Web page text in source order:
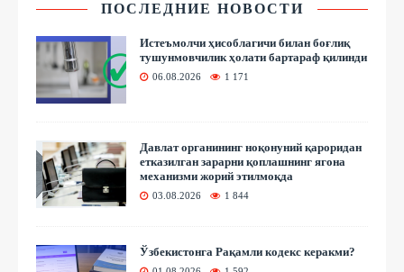
ПОСЛЕДНИЕ НОВОСТИ
Истеъмолчи ҳисоблагичи билан боғлиқ
тушунмовчилик ҳолати бартараф қилинди
06.08.2026 1 171
Давлат органининг ноқонуний қароридан
етказилган зарарни қоплашнинг ягона
механизми жорий этилмоқда
03.08.2026 1 844
Ўзбекистонга Рақамли кодекс керакми?